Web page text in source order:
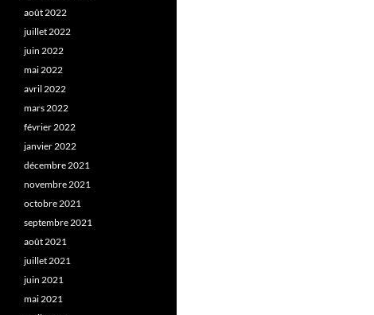
août 2022
juillet 2022
juin 2022
mai 2022
avril 2022
mars 2022
février 2022
janvier 2022
décembre 2021
novembre 2021
octobre 2021
septembre 2021
août 2021
juillet 2021
juin 2021
mai 2021